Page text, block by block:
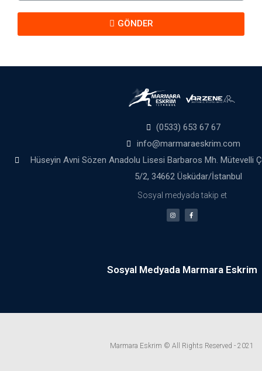
GÖNDER
(0533) 653 67 67
info@marmaraeskrim.com
Hüseyin Avni Sözen Anadolu Lisesi Barbaros Mh. Mütevelli
5/2, 34662 Üsküdar/İstanbul
Sosyal medyada takip et
Sosyal Medyada Marmara Eskrim
Marmara Eskrim © All Rights Reserved - 2021